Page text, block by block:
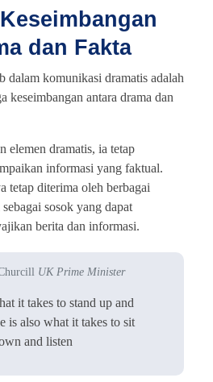
dan Fakta
dalam komunikasi dramatis adalah
keseimbangan antara drama dan
elemen dramatis, ia tetap
informasi yang faktual.
tetap diterima oleh berbagai
sosok yang dapat
berita dan informasi.
UK Prime Minister
it takes to stand up and
is also what it takes to sit
and listen